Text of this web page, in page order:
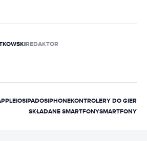
REDAKTOR
IOSIPADOSIPHONEKONTROLERY DO GIER
SKŁADANE SMARTFONYSMARTFONY